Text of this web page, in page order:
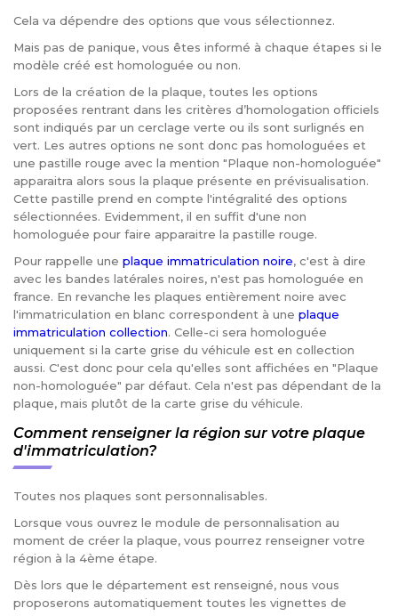
Cela va dépendre des options que vous sélectionnez.
Mais pas de panique, vous êtes informé à chaque étapes si le
modèle créé est homologuée ou non.
Lors de la création de la plaque, toutes les options
proposées rentrant dans les critères d’homologation officiels
sont indiqués par un cerclage verte ou ils sont surlignés en
vert. Les autres options ne sont donc pas homologuées et
une pastille rouge avec la mention "Plaque non-homologuée"
apparaitra alors sous la plaque présente en prévisualisation.
Cette pastille prend en compte l'intégralité des options
sélectionnées. Evidemment, il en suffit d'une non
homologuée pour faire apparaitre la pastille rouge.
Pour rappelle une plaque immatriculation noire, c'est à dire
avec les bandes latérales noires, n'est pas homologuée en
france. En revanche les plaques entièrement noire avec
l'immatriculation en blanc correspondent à une plaque
immatriculation collection. Celle-ci sera homologuée
uniquement si la carte grise du véhicule est en collection
aussi. C'est donc pour cela qu'elles sont affichées en "Plaque
non-homologuée" par défaut. Cela n'est pas dépendant de la
plaque, mais plutôt de la carte grise du véhicule.
Comment renseigner la région sur votre plaque
d'immatriculation?
Toutes nos plaques sont personnalisables.
Lorsque vous ouvrez le module de personnalisation au
moment de créer la plaque, vous pourrez renseigner votre
région à la 4ème étape.
Dès lors que le département est renseigné, nous vous
proposerons automatiquement toutes les vignettes de